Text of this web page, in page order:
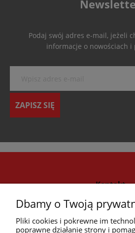
Podaj swój adres e-mail, jeżeli
informacje o nowościach i
ZAPISZ SIĘ
Strefa klienta
Kontakt
Dbamy o Twoją
Pliki cookies i pokrewne im
poprawne działanie strony i